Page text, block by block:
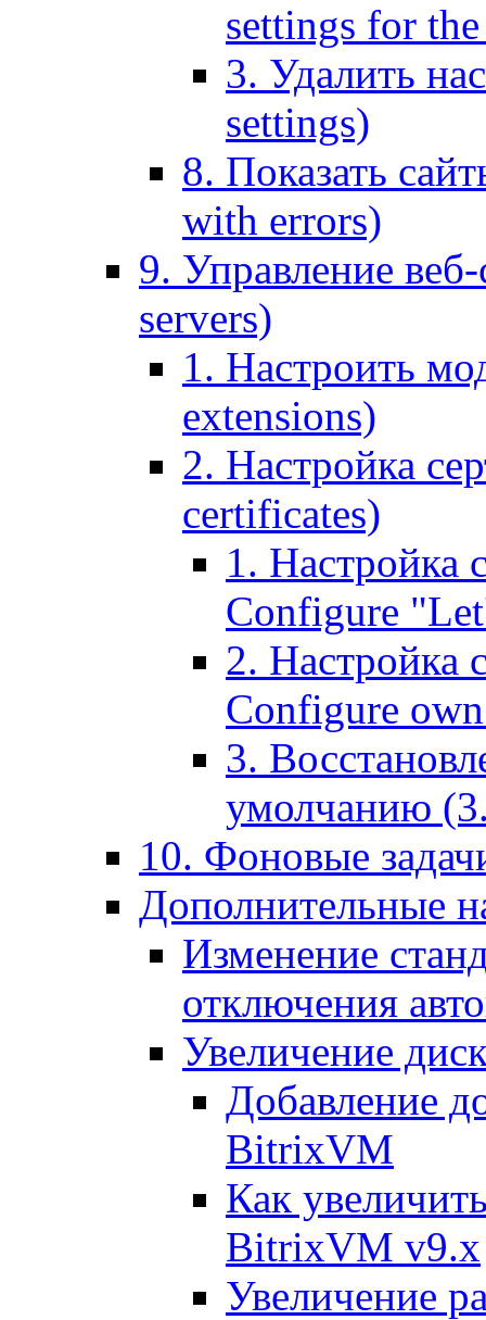
settings for
3. Удалить
settings)
8. Показать
with errors)
9. Управление
servers)
1. Настроить
extensions)
2. Настройка
certificates)
1. Настройка
Configure
2. Настройка
Configure
3.
умолчанию
10. Фоновые
Дополнительные
Изменение
отключения
Увеличение
Добавление
BitrixVM
Как
BitrixVM v9.x
Увеличение